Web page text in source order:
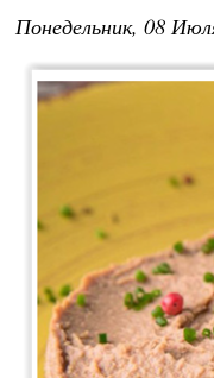
Понедельник, 08